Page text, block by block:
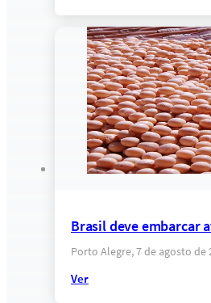
Brasil deve embarcar
Porto Alegre, 7 de agosto
Ver